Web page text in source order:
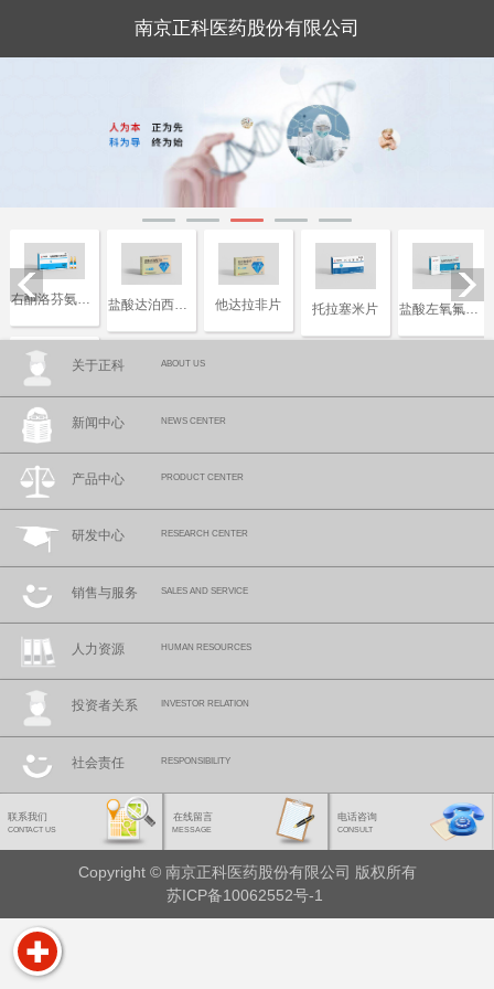
南京正科医药股份有限公司
右酮洛芬氨汀三醇注射液 盐酸达泊西汀片 他达拉非片 托拉塞米片 盐酸左氧氟沙星片
复合磷酸氢钾注射液
关于正科 ABOUT US
新闻中心 NEWS CENTER
产品中心 PRODUCT CENTER
研发中心 RESEARCH CENTER
销售与服务 SALES AND SERVICE
人力资源 HUMAN RESOURCES
投资者关系 INVESTOR RELATION
社会责任 RESPONSIBILITY
联系我们
CONTACT US
在线留言
MESSAGE
电话咨询
CONSULT
Copyright © 南京正科医药股份有限公司 版权所有
苏ICP备10062552号-1